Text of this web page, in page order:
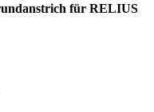
für RELIUS